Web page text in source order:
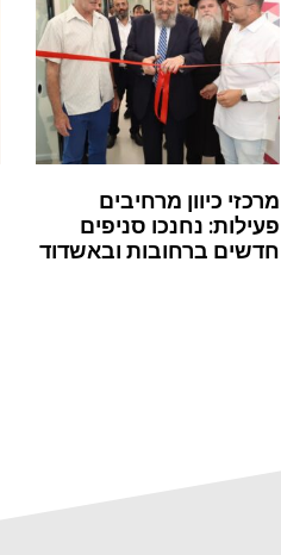
מרכזי כיוון מרחיבים
פעילות: נחנכו סניפים
חדשים ברחובות ובאשדוד